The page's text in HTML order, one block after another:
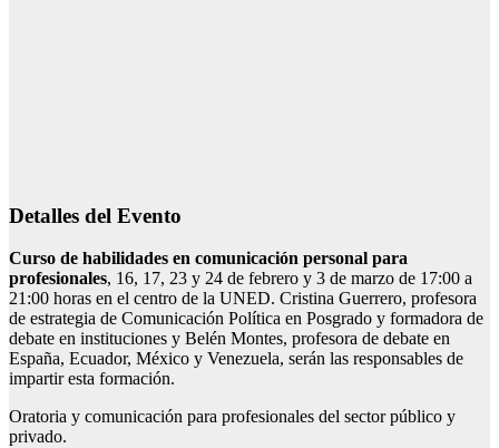
Detalles del Evento
Curso de habilidades en comunicación personal para
profesionales, 16, 17, 23 y 24 de febrero y 3 de marzo de 17:00 a
21:00 horas en el centro de la UNED. Cristina Guerrero, profesora
de estrategia de Comunicación Política en Posgrado y formadora de
debate en instituciones y Belén Montes, profesora de debate en
España, Ecuador, México y Venezuela, serán las responsables de
impartir esta formación.
Oratoria y comunicación para profesionales del sector público y
privado.